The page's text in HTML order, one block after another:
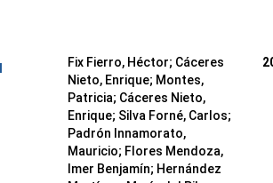
Fix Fierro, Héctor; Cáceres
Nieto, Enrique; Montes,
Patricia; Cáceres Nieto,
Enrique; Silva Forné, Carlos;
Padrón Innamorato,
Mauricio; Flores Mendoza,
Imer Benjamín; Hernández